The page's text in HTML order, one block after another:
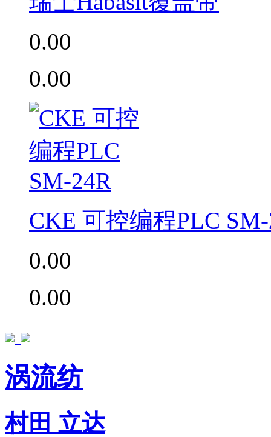
0.00
0.00
CKE 可控编程PLC
0.00
0.00
涡流纺
村田 立达